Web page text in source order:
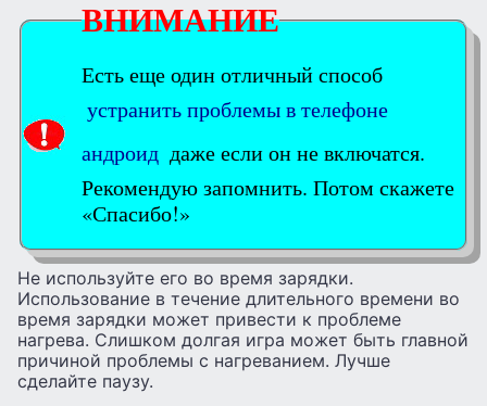
ВНИМАНИЕ
Есть еще один отличный способ
устранить проблемы в телефоне
андроид даже если он не включатся.
Рекомендую запомнить. Потом скажете
«Спасибо!»
Не используйте его во время зарядки.
Использование в течение длительного времени во
время зарядки может привести к проблеме
нагрева. Слишком долгая игра может быть главной
причиной проблемы с нагреванием. Лучше
сделайте паузу.